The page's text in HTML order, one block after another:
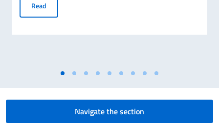
Read
Navigate the section